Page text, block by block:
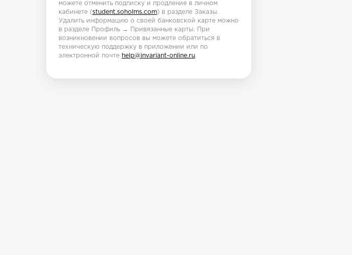
можете отменить подписку и продление в личном
кабинете (student.soholms.com) в разделе Заказы.
Удалить информацию о своей банковской карте можно
в разделе Профиль → Привязанные карты. При
возникновении вопросов вы можете обратиться в
техническую поддержку в приложении или по
электронной почте help@invariant-online.ru.